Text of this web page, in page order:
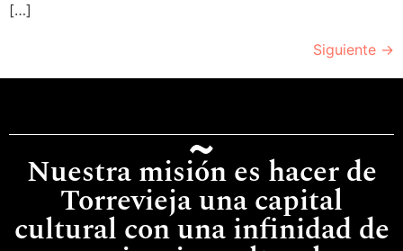
[…]
Siguiente →
Nuestra misión es hacer de
Torrevieja una capital
cultural con una infinidad de